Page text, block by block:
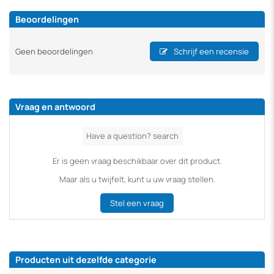
Beoordelingen
Geen beoordelingen Schrijf een recensie
Vraag en antwoord
Er is geen vraag beschikbaar over dit product.
Maar als u twijfelt, kunt u uw vraag stellen.
Stel een vraag
Producten uit dezelfde categorie